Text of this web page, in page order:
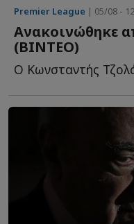
Premier League | 05/08 -
Ανακοινώθηκε
(ΒΙΝΤΕΟ)